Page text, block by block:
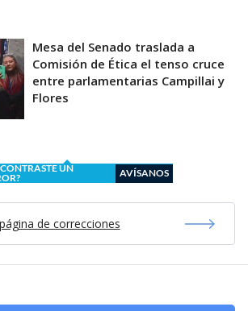
Mesa del Senado traslada a
Comisión de Ética el tenso cruce
entre parlamentarias Campillai y
Flores
UN
AVÍSANOS
de correcciones